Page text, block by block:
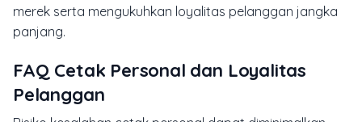
merek serta mengukuhkan loyalitas pelanggan jangka
panjang.
FAQ Cetak Personal dan Loyalitas
Pelanggan